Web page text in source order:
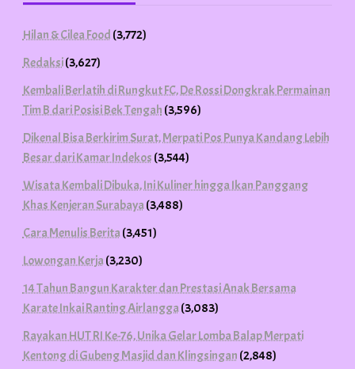
Hilan & Cilea Food (3,772)
Redaksi(3,627)
Kembali Berlatih di Rungkut FC, De Rossi Dongkrak Permainan
Tim B dari Posisi Bek Tengah (3,596)
Dikenal Bisa Berkirim Surat, Merpati Pos Punya Kandang Lebih
Besar dari Kamar Indekos (3,544)
Wisata Kembali Dibuka, Ini Kuliner hingga Ikan Panggang
Khas Kenjeran Surabaya(3,488)
Cara Menulis Berita(3,451)
Lowongan Kerja(3,230)
14 Tahun Bangun Karakter dan Prestasi Anak Bersama
Karate Inkai Ranting Airlangga(3,083)
Rayakan HUT RI Ke-76, Unika Gelar Lomba Balap Merpati
Kentong di Gubeng Masjid dan Klingsingan (2,848)